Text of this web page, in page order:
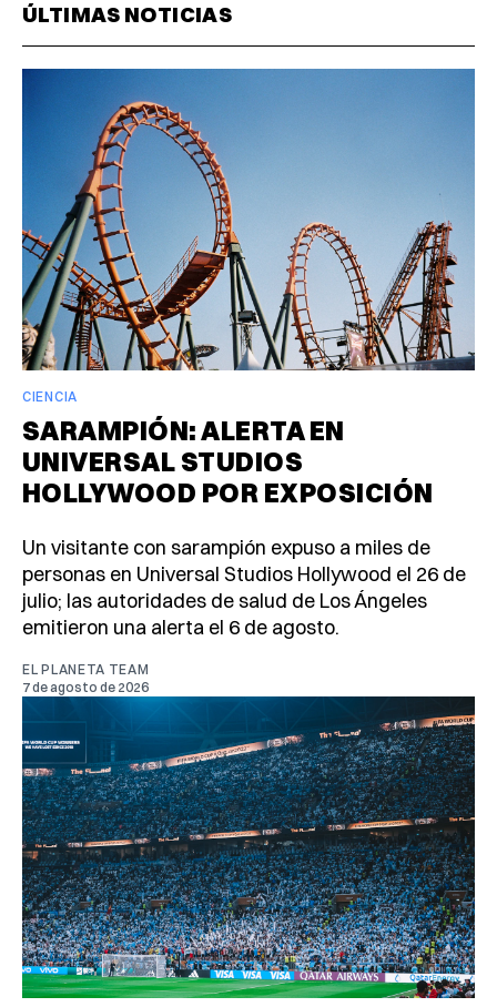
ÚLTIMAS NOTICIAS
CIENCIA
SARAMPIÓN: ALERTA EN
UNIVERSAL STUDIOS
HOLLYWOOD POR EXPOSICIÓN
Un visitante con sarampión expuso a miles de
personas en Universal Studios Hollywood el 26 de
julio; las autoridades de salud de Los Ángeles
emitieron una alerta el 6 de agosto.
EL PLANETA TEAM
7 de agosto de 2026